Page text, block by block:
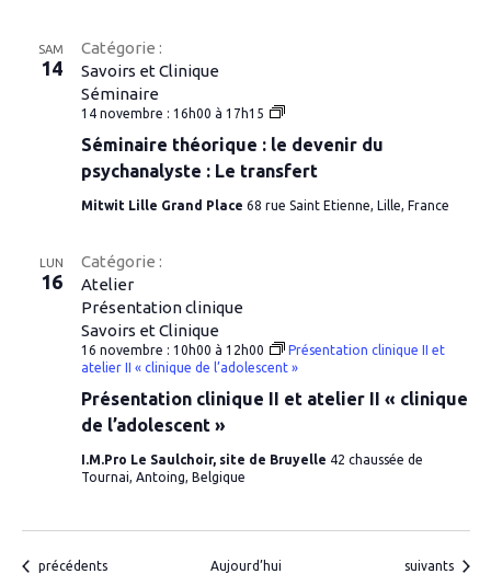
SAM
14
Séminaire théorique : le devenir du
psychanalyste : Le transfert
Catégorie :
Savoirs et Clinique
Séminaire
14 novembre : 16h00 à 17h15
Séminaire
:
le
devenir
du
Mitwit Lille Grand Place 68 rue Saint Etienne, Lille, France
LUN
16
Présentation clinique II et atelier II « clinique
de l’adolescent »
Catégorie :
Atelier
Présentation clinique
Savoirs et Clinique
16 novembre : 10h00 à 12h00
Présentation clinique II et
atelier II « clinique de l’adolescent »
I.M.Pro Le Saulchoir, site de Bruyelle 42 chaussée de
Tournai, Antoing, Belgique
Évènements
précédents Aujourd’hui Évènements
suivants